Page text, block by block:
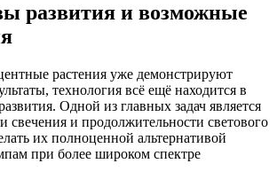
развития и возможные
растения уже демонстрируют
технология всё ещё находится в
Одной из главных задач является
свечения и продолжительности светового
их полноценной альтернативой
при более широком спектре